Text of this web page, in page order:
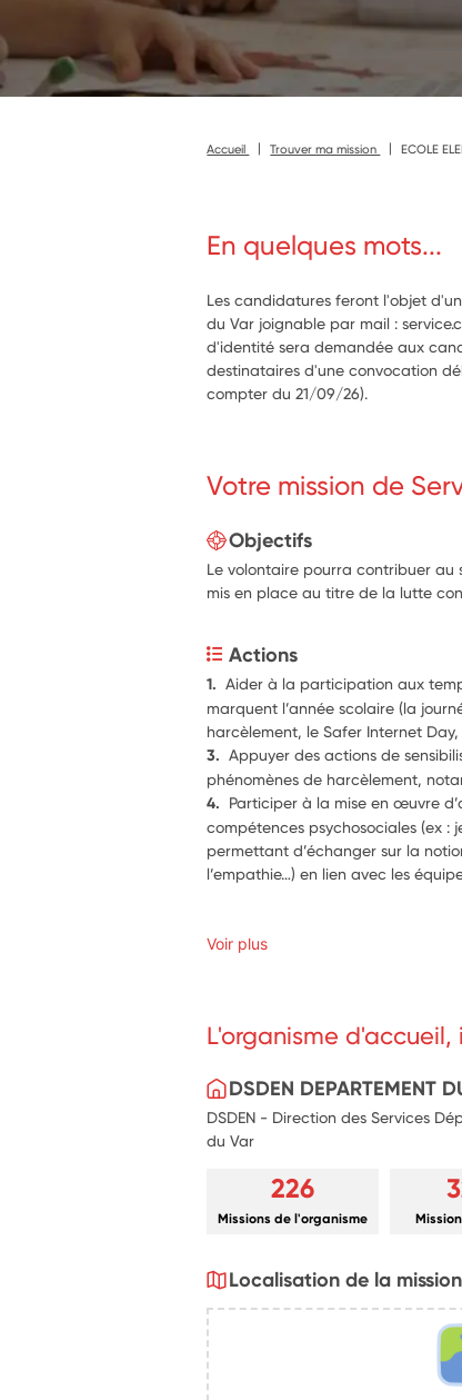
Accueil Trouver ma mission ECOLE
En quelques mots...
Les candidatures feront l'objet
du Var joignable par mail :
d'identité sera demandée aux
destinataires d'une convocation
compter du 21/09/26).
Votre mission de
Objectifs
Le volontaire pourra contribuer au
mis en place au titre de la lutte
Actions
1. Aider à la participation aux
marquent l’année scolaire (la
harcèlement, le Safer Internet Day,
3. Appuyer des actions de
phénomènes de harcèlement,
4. Participer à la mise en œuvre
compétences psychosociales (ex
permettant d’échanger sur la
l’empathie…) en lien avec les
Voir plus
L'organisme
DSDEN DEPARTEMENT
DSDEN - Direction des Services
du Var
226
Missions de l'organisme
Localisation de la mission